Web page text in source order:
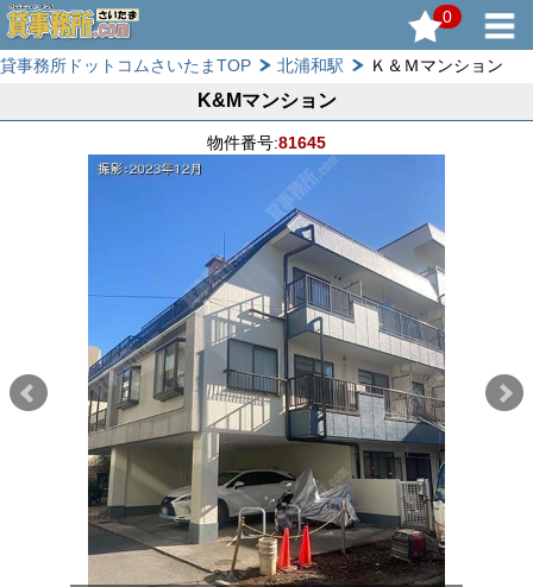
0
貸事務所ドットコムさいたまTOP 北浦和駅 Ｋ＆Ｍマンション
K&Mマンション
物件番号:81645